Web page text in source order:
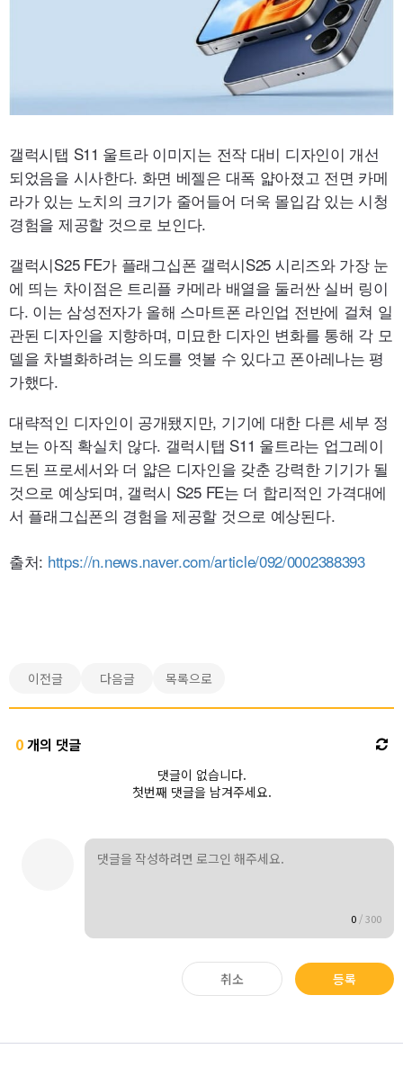
갤럭시탭 S11 울트라 이미지는 전작 대비 디자인이 개선
되었음을 시사한다. 화면 베젤은 대폭 얇아졌고 전면 카메
라가 있는 노치의 크기가 줄어들어 더욱 몰입감 있는 시청
경험을 제공할 것으로 보인다.
갤럭시S25 FE가 플래그십폰 갤럭시S25 시리즈와 가장 눈
에 띄는 차이점은 트리플 카메라 배열을 둘러싼 실버 링이
다. 이는 삼성전자가 올해 스마트폰 라인업 전반에 걸쳐 일
관된 디자인을 지향하며, 미묘한 디자인 변화를 통해 각 모
델을 차별화하려는 의도를 엿볼 수 있다고 폰아레나는 평
가했다.
대략적인 디자인이 공개됐지만, 기기에 대한 다른 세부 정
보는 아직 확실치 않다. 갤럭시탭 S11 울트라는 업그레이
드된 프로세서와 더 얇은 디자인을 갖춘 강력한 기기가 될
것으로 예상되며, 갤럭시 S25 FE는 더 합리적인 가격대에
서 플래그십폰의 경험을 제공할 것으로 예상된다.
출처: https://n.news.naver.com/article/092/0002388393
이전글 다음글 목록으로
0개의 댓글
댓글이 없습니다.
첫번째 댓글을 남겨주세요.
0/300
취소 등록